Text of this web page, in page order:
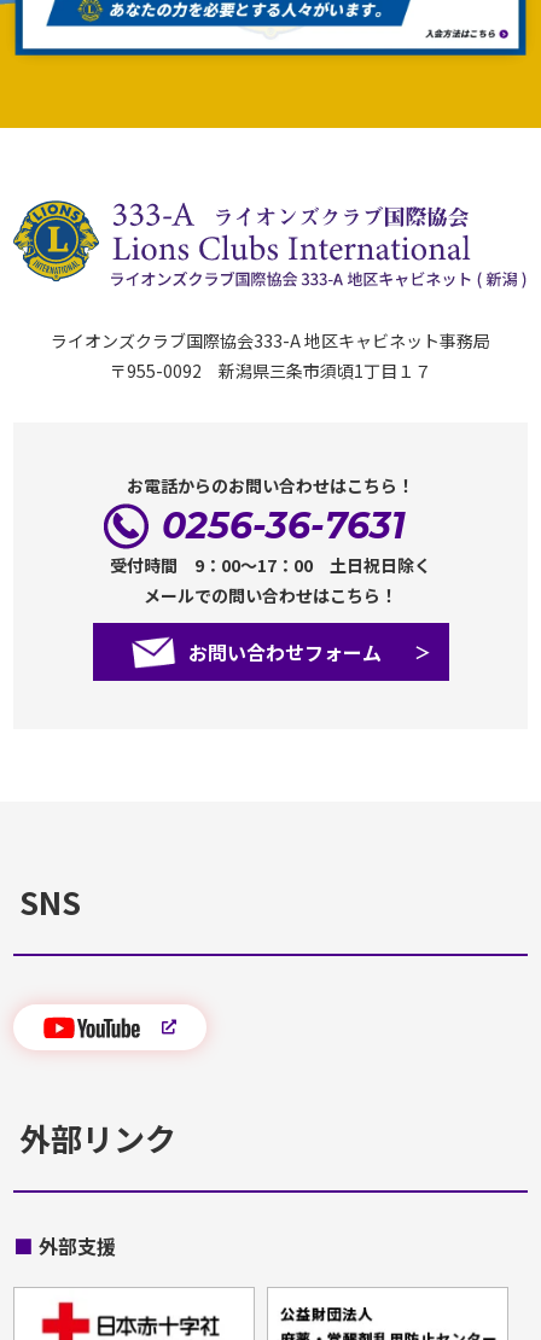
ライオンズクラブ国際協会333-A 地区キャビネット事務局
〒955-0092 新潟県三条市須頃1丁目１７
お電話からのお問い合わせはこちら！
0256-36-7631
受付時間 9：00～17：00 土日祝日除く
メールでの問い合わせはこちら！
お問い合わせフォーム
SNS
外部リンク
■ 外部支援